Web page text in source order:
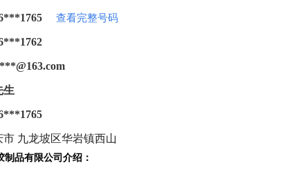
查看完整号码
生
市 九龙坡区华岩镇西山
制品有限公司介绍：